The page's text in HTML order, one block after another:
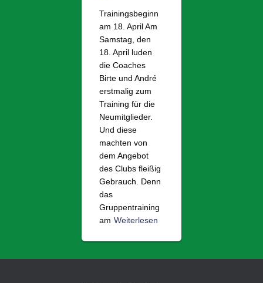
Trainingsbeginn
am 18. April Am
Samstag, den
18. April luden
die Coaches
Birte und André
erstmalig zum
Training für die
Neumitglieder.
Und diese
machten von
dem Angebot
des Clubs fleißig
Gebrauch. Denn
das
Gruppentraining
am Weiterlesen